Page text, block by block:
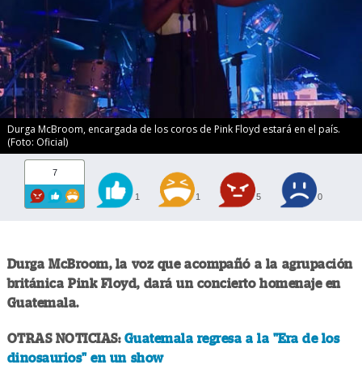
Durga McBroom, encargada de los coros de Pink Floyd estará en el país.
(Foto: Oficial)
7
1 1 5 0
Durga McBroom, la voz que acompañó a la agrupación
británica Pink Floyd, dará un concierto homenaje en
Guatemala.
OTRAS NOTICIAS: Guatemala regresa a la "Era de los
dinosaurios" en un show